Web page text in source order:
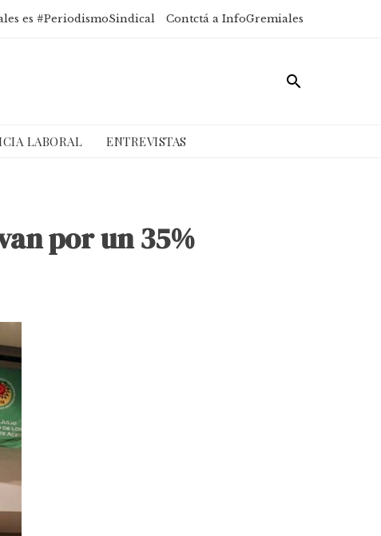
es #PeriodismoSindical Contctá a InfoGremiales
LABORAL ENTREVISTAS
por un 35%